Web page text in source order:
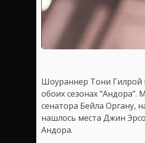
Шоураннер Тони Гилрой
обоих сезонах
сенатора Бейла Органу,
нашлось места Джин
Андора.